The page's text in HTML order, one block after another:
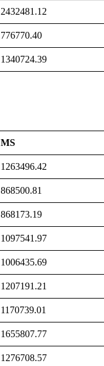
2432481.12
776770.40
1340724.39
MS
1263496.42
868500.81
868173.19
1097541.97
1006435.69
1207191.21
1170739.01
1655807.77
1276708.57